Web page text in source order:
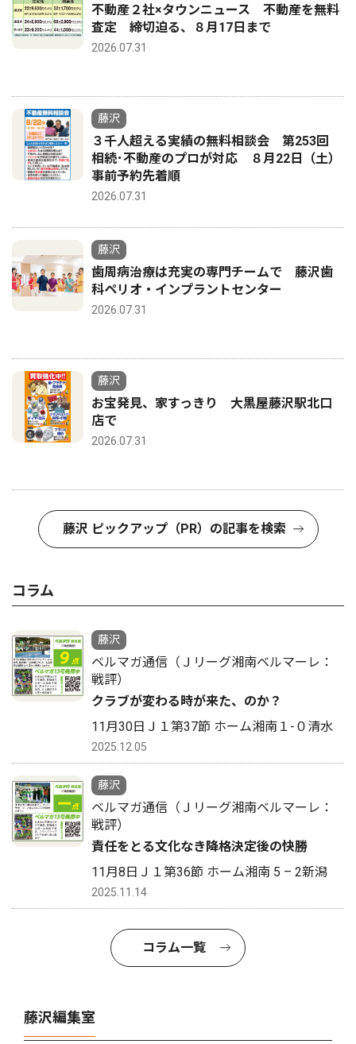
不動産２社×タウンニュース 不動産を無料
査定 締切迫る、８月17日まで
2026.07.31
藤沢
３千人超える実績の無料相談会 第253回
相続･不動産のプロが対応 ８月22日（土）
事前予約先着順
2026.07.31
藤沢
歯周病治療は充実の専門チームで 藤沢歯
科ペリオ・インプラントセンター
2026.07.31
藤沢
お宝発見、家すっきり 大黒屋藤沢駅北口
店で
2026.07.31
藤沢 ピックアップ（PR）の記事を検索
コラム
藤沢
ベルマガ通信（Ｊリーグ湘南ベルマーレ：
戦評）
クラブが変わる時が来た、のか？
11月30日Ｊ１第37節 ホーム湘南１-０清水
2025.12.05
藤沢
ベルマガ通信（Ｊリーグ湘南ベルマーレ：
戦評）
責任をとる文化なき降格決定後の快勝
11月8日Ｊ１第36節 ホーム湘南 5 – 2新潟
2025.11.14
コラム一覧
藤沢編集室